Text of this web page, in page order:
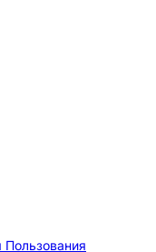
Пользования